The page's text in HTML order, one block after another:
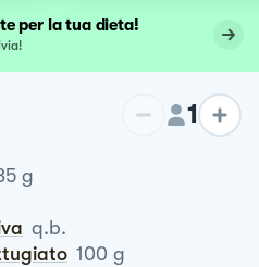
per la tua dieta!
1
g
q.b.
100 g